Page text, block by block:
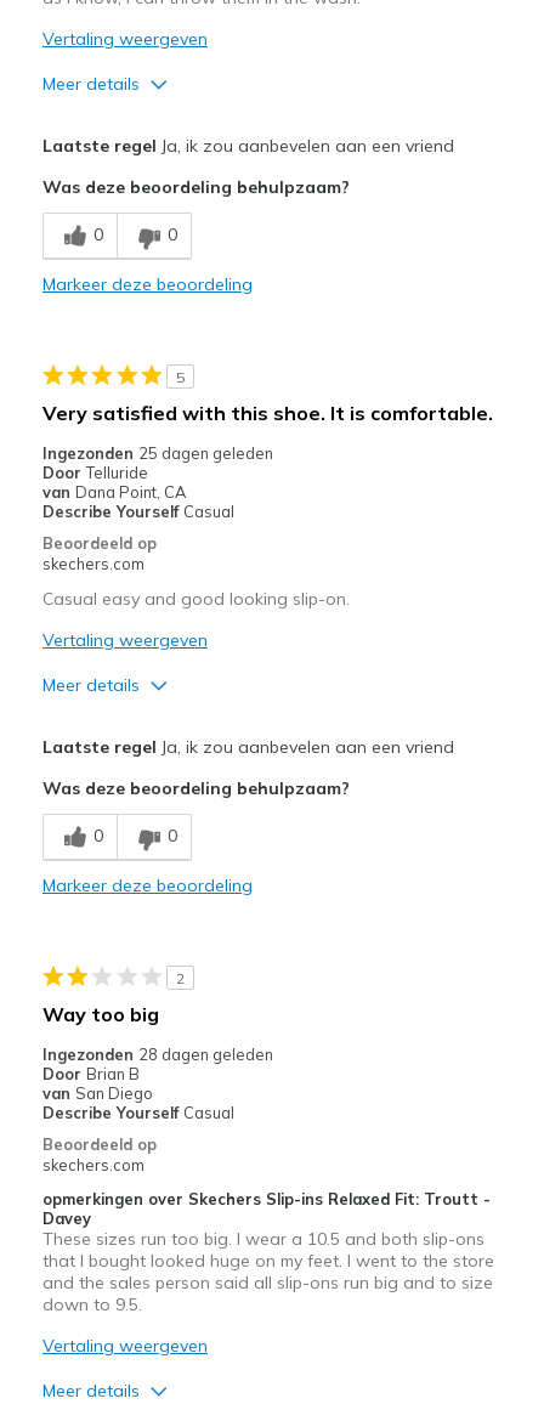
Vertaling weergeven
Meer details
Breathe Well
Comfortable
Casual Wear
Special Occasions
Width
Sizing
View On Shoes
Shoes are for Wearing
Laatste regel Ja, ik zou aanbevelen aan een vriend
Was deze beoordeling behulpzaam?
0 0
Markeer deze beoordeling
5
Very satisfied with this shoe. It is comfortable.
Ingezonden 25 dagen geleden
Door Telluride
van Dana Point, CA
Describe Yourself Casual
Beoordeeld op
skechers.com
Casual easy and good looking slip-on.
Vertaling weergeven
Meer details
Breathe Well
Comfortable
Casual Wear
Width
Sizing
Feels true to size
View On Shoes
Laatste regel Ja, ik zou aanbevelen aan een vriend
Was deze beoordeling behulpzaam?
0 0
Markeer deze beoordeling
2
Way too big
Ingezonden 28 dagen geleden
Door Brian B
van San Diego
Describe Yourself Casual
Beoordeeld op
skechers.com
opmerkingen over Skechers Slip-ins Relaxed Fit: Troutt -
Davey
These sizes run too big. I wear a 10.5 and both slip-ons
that I bought looked huge on my feet. I went to the store
and the sales person said all slip-ons run big and to size
down to 9.5.
Vertaling weergeven
Meer details